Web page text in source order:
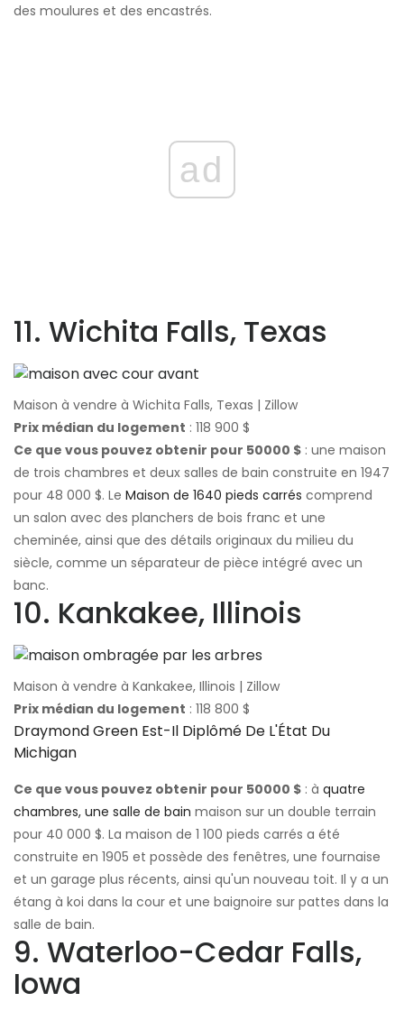
des moulures et des encastrés.
ad
11. Wichita Falls, Texas
Maison à vendre à Wichita Falls, Texas | Zillow
Prix ​​médian du logement : 118 900 $
Ce que vous pouvez obtenir pour 50000 $ : une maison
de trois chambres et deux salles de bain construite en 1947
pour 48 000 $. Le Maison de 1640 pieds carrés comprend
un salon avec des planchers de bois franc et une
cheminée, ainsi que des détails originaux du milieu du
siècle, comme un séparateur de pièce intégré avec un
banc.
10. Kankakee, Illinois
Maison à vendre à Kankakee, Illinois | Zillow
Prix ​​médian du logement : 118 800 $
Draymond Green Est-Il Diplômé De L'État Du
Michigan
Ce que vous pouvez obtenir pour 50000 $ : à quatre
chambres, une salle de bain maison sur un double terrain
pour 40 000 $. La maison de 1 100 pieds carrés a été
construite en 1905 et possède des fenêtres, une fournaise
et un garage plus récents, ainsi qu'un nouveau toit. Il y a un
étang à koi dans la cour et une baignoire sur pattes dans la
salle de bain.
9. Waterloo-Cedar Falls,
Iowa